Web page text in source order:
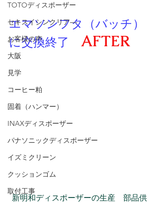
TOTOディスポーザー
セキスイシンクリア―
お客様の声
大阪
見学
コーヒー粕
固着（ハンマー）
INAXディスポーザー
パナソニックディスポーザー
イズミクリーン
クッションゴム
取付工事
エマソンフタ（バッチ）
に交換終了 AFTER
新明和ディスポーザーの生産　部品供